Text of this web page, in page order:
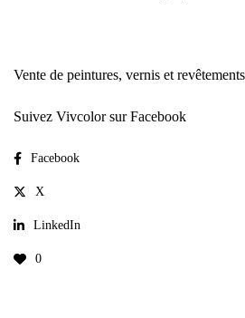
Vente de peintures, vernis et
Suivez Vivcolor sur Facebook
Facebook
X
LinkedIn
0